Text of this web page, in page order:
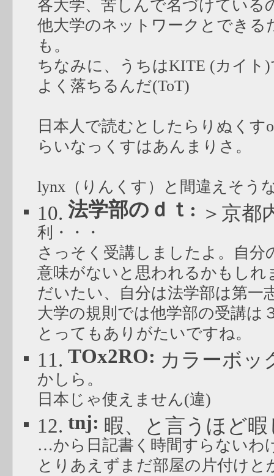
各大学、苦しんで名づけている
他大学のネットワークとでき
も。
ちなみに、うちはKITE (カイト
よく落ちるんだ(ToT)
日本人で読むとしたらりぬく
らいなっくすはあんまりさ。
lynx（りんくす）と間違えそう
10. 法学部のｄｔ:
＞京都
利・・・
さっそく受講しましたよ。自
意味がないと思われるかもし
だいたい、自分は法学部は第一
大学の規則では他学部の受講は
とってもありがたいですね。
11. TOx2RO: カラーボッ
かしら。
日本じゃ使えません(違)
12. tnj: 暇、と言うほど
…から日記書く時間すらないわ
とりあえずまだ部屋の片付けと